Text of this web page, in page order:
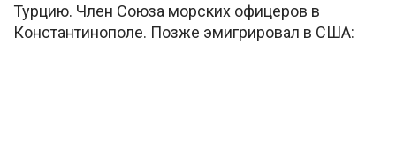
Турцию. Член Союза морских офицеров в
Константинополе. Позже эмигрировал в США: